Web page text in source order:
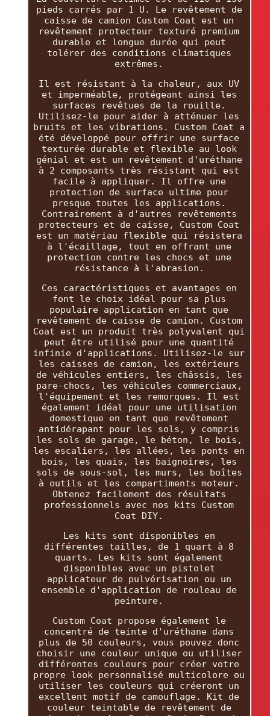
pieds carrés par 1 U. Le revêtement de
caisse de camion Custom Coat est un
revêtement protecteur texturé premium
durable et longue durée qui peut
tolérer des conditions climatiques
extrêmes.
Il est résistant à la chaleur, aux UV
et imperméable, protégeant ainsi les
surfaces revêtues de la rouille.
Utilisez-le pour aider à atténuer les
bruits et les vibrations. Custom Coat a
été développé pour offrir une surface
texturée durable et flexible au look
génial et est un revêtement d'uréthane
à 2 composants très résistant qui est
facile à appliquer. Il offre une
protection de surface ultime pour
presque toutes les applications.
Contrairement à d'autres revêtements
protecteurs et de caisse, Custom Coat
est un matériau flexible qui résistera
à l'écaillage, tout en offrant une
protection contre les chocs et une
résistance à l'abrasion.
Ces caractéristiques et avantages en
font le choix idéal pour sa plus
populaire application en tant que
revêtement de caisse de camion. Custom
Coat est un produit très polyvalent qui
peut être utilisé pour une quantité
infinie d'applications. Utilisez-le sur
les caisses de camion, les extérieurs
de véhicules entiers, les châssis, les
pare-chocs, les véhicules commerciaux,
l'équipement et les remorques. Il est
également idéal pour une utilisation
domestique en tant que revêtement
antidérapant pour les sols, y compris
les sols de garage, le béton, le bois,
les escaliers, les allées, les ponts en
bois, les quais, les baignoires, les
sols de sous-sol, les murs, les boîtes
à outils et les compartiments moteur.
Obtenez facilement des résultats
professionnels avec nos kits Custom
Coat DIY.
Les kits sont disponibles en
différentes tailles, de 1 quart à 8
quarts. Les kits sont également
disponibles avec un pistolet
applicateur de pulvérisation ou un
ensemble d'application de rouleau de
peinture.
Custom Coat propose également le
concentré de teinte d'uréthane dans
plus de 50 couleurs, vous pouvez donc
choisir une couleur unique ou utiliser
différentes couleurs pour créer votre
propre look personnalisé multicolore ou
utiliser les couleurs qui créeront un
excellent motif de camouflage. Kit de
couleur teintable de revêtement de